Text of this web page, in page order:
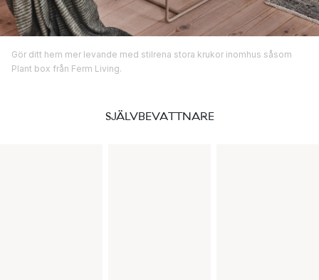
Gör ditt hem mer levande med stilrena stora krukor inomhus såsom
Plant box från Ferm Living.
SJÄLVBEVATTNARE